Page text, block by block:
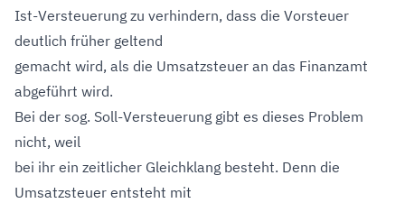
Ist-Versteuerung zu verhindern, dass die Vorsteuer
deutlich früher geltend
gemacht wird, als die Umsatzsteuer an das Finanzamt
abgeführt wird.
Bei der sog. Soll-Versteuerung gibt es dieses Problem
nicht, weil
bei ihr ein zeitlicher Gleichklang besteht. Denn die
Umsatzsteuer entsteht mit